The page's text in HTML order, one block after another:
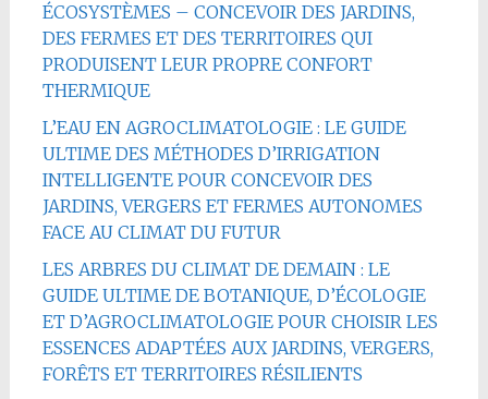
ÉCOSYSTÈMES – CONCEVOIR DES JARDINS,
DES FERMES ET DES TERRITOIRES QUI
PRODUISENT LEUR PROPRE CONFORT
THERMIQUE
L’EAU EN AGROCLIMATOLOGIE : LE GUIDE
ULTIME DES MÉTHODES D’IRRIGATION
INTELLIGENTE POUR CONCEVOIR DES
JARDINS, VERGERS ET FERMES AUTONOMES
FACE AU CLIMAT DU FUTUR
LES ARBRES DU CLIMAT DE DEMAIN : LE
GUIDE ULTIME DE BOTANIQUE, D’ÉCOLOGIE
ET D’AGROCLIMATOLOGIE POUR CHOISIR LES
ESSENCES ADAPTÉES AUX JARDINS, VERGERS,
FORÊTS ET TERRITOIRES RÉSILIENTS